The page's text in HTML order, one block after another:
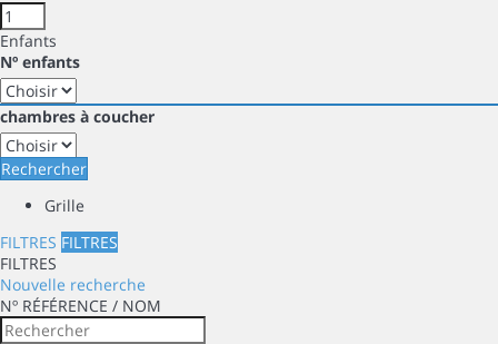
Enfants
Nº enfants
chambres à coucher
Rechercher
Grille
FILTRES FILTRES
FILTRES
Nouvelle recherche
Nº RÉFÉRENCE / NOM